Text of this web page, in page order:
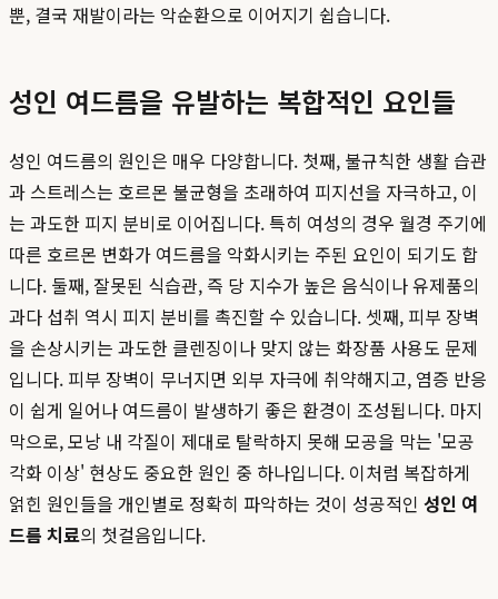
뿐, 결국 재발이라는 악순환으로 이어지기 쉽습니다.
성인 여드름을 유발하는 복합적인 요인들
성인 여드름의 원인은 매우 다양합니다. 첫째, 불규칙한 생활 습관
과 스트레스는 호르몬 불균형을 초래하여 피지선을 자극하고, 이
는 과도한 피지 분비로 이어집니다. 특히 여성의 경우 월경 주기에
따른 호르몬 변화가 여드름을 악화시키는 주된 요인이 되기도 합
니다. 둘째, 잘못된 식습관, 즉 당 지수가 높은 음식이나 유제품의
과다 섭취 역시 피지 분비를 촉진할 수 있습니다. 셋째, 피부 장벽
을 손상시키는 과도한 클렌징이나 맞지 않는 화장품 사용도 문제
입니다. 피부 장벽이 무너지면 외부 자극에 취약해지고, 염증 반응
이 쉽게 일어나 여드름이 발생하기 좋은 환경이 조성됩니다. 마지
막으로, 모낭 내 각질이 제대로 탈락하지 못해 모공을 막는 '모공
각화 이상' 현상도 중요한 원인 중 하나입니다. 이처럼 복잡하게
얽힌 원인들을 개인별로 정확히 파악하는 것이 성공적인 성인 여
드름 치료의 첫걸음입니다.